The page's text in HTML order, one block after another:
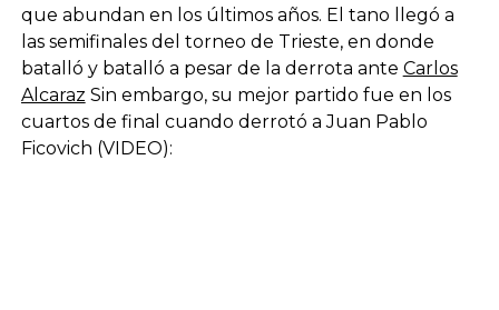
que abundan en los últimos años. El tano llegó a
las semifinales del torneo de Trieste, en donde
batalló y batalló a pesar de la derrota ante Carlos
Alcaraz Sin embargo, su mejor partido fue en los
cuartos de final cuando derrotó a Juan Pablo
Ficovich (VIDEO):